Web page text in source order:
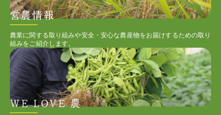
農業に関する取り組みや安全・安心な農産物をお届けするための取り
組みをご紹介します。